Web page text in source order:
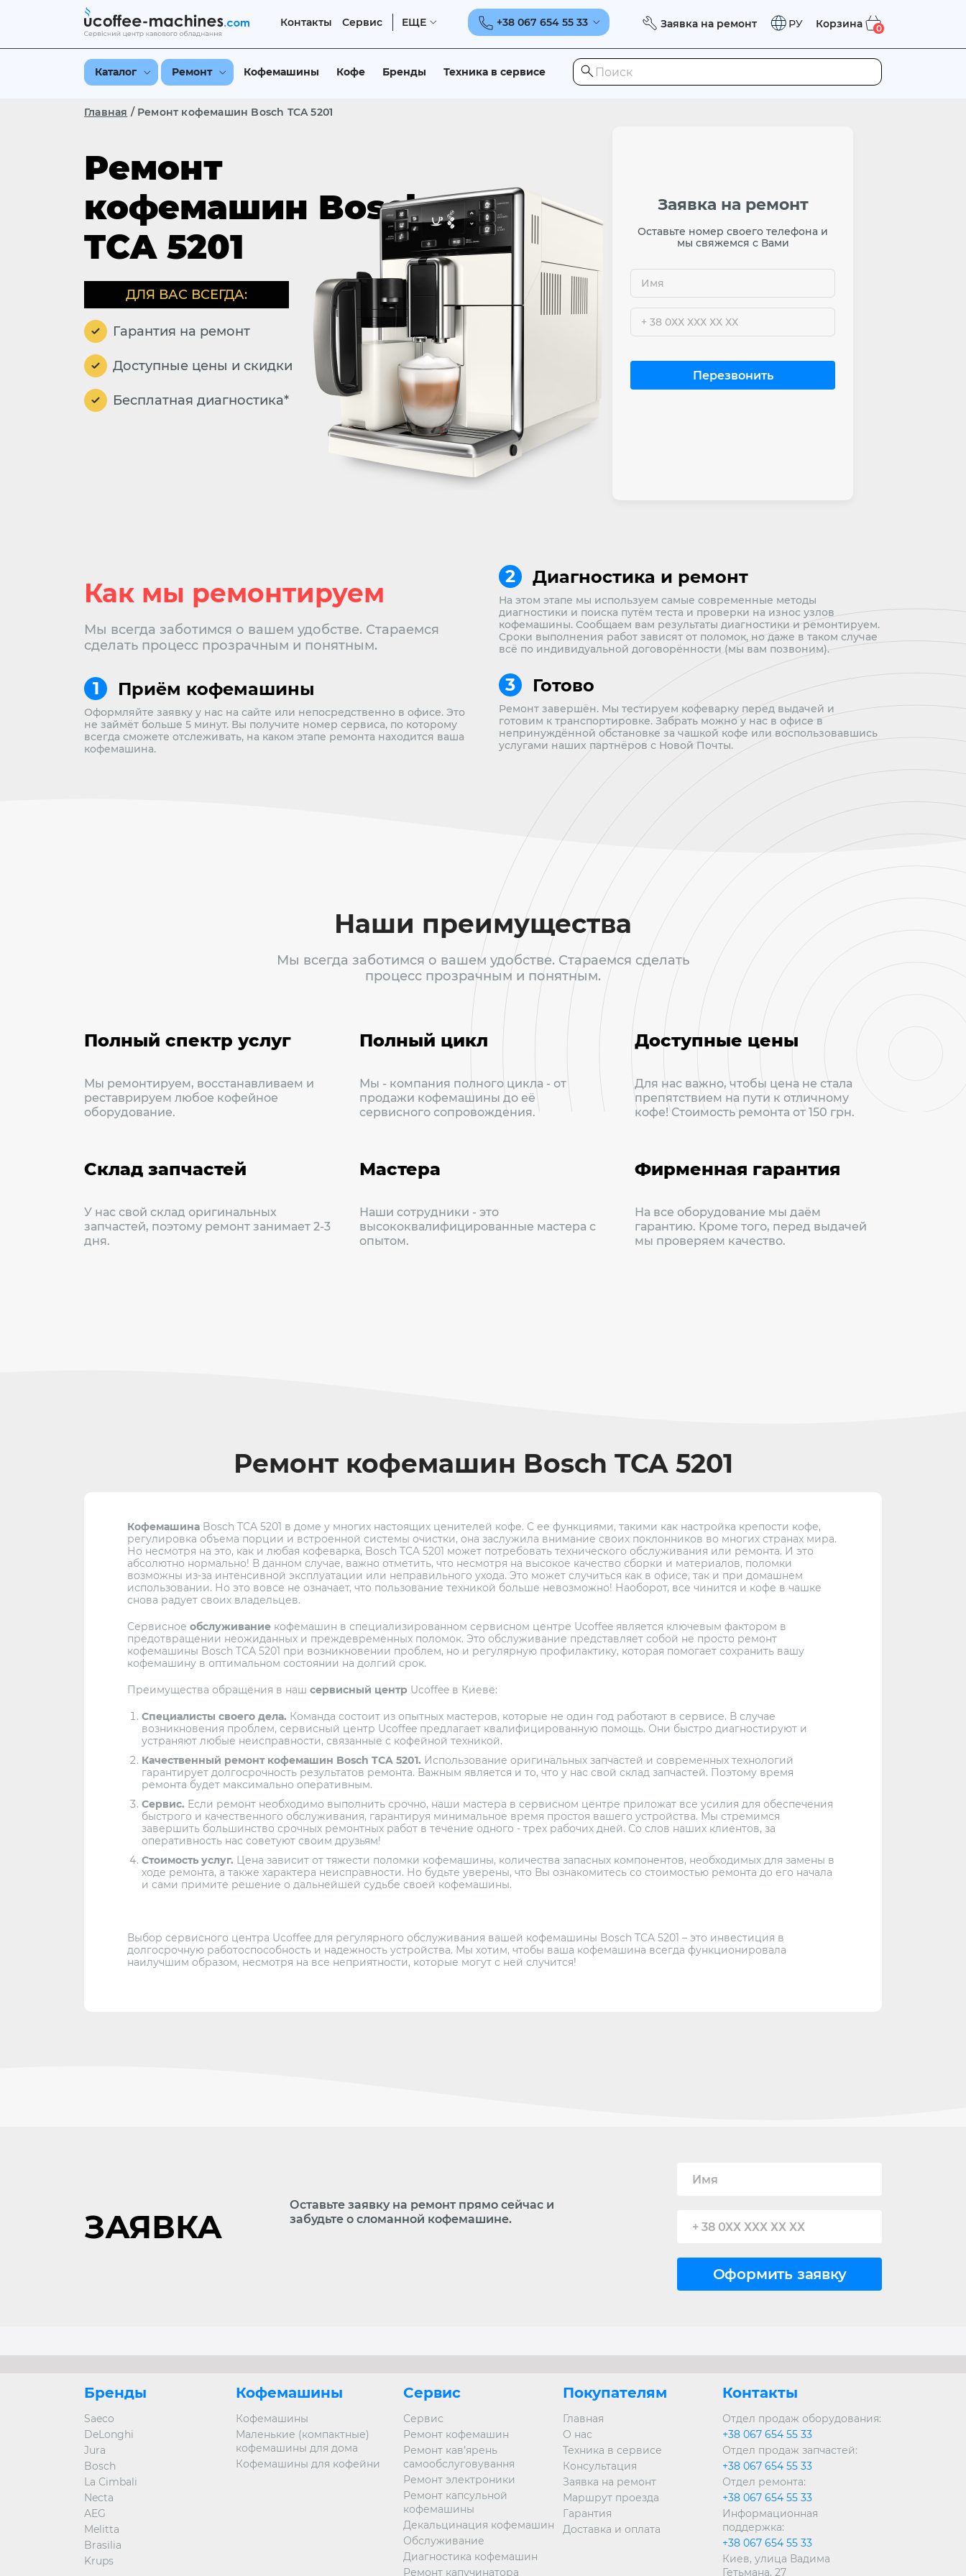
Контакты Сервис ЕЩЕ +38 067 654 55 33 Заявка на ремонт РУ Корзина 0
Каталог Ремонт Кофемашины Кофе Бренды Техника в сервисе
Главная / Ремонт кофемашин Bosch TCA 5201
Ремонт
кофемашин Bosch
TCA 5201
ДЛЯ ВАС ВСЕГДА:
Гарантия на ремонт
Доступные цены и скидки
Бесплатная диагностика*
Заявка на ремонт
Оставьте номер своего телефона и
мы свяжемся с Вами
Как мы ремонтируем
Мы всегда заботимся о вашем удобстве. Стараемся
сделать процесс прозрачным и понятным.
Приём кофемашины
Оформляйте заявку у нас на сайте или непосредственно в офисе. Это
не займёт больше 5 минут. Вы получите номер сервиса, по которому
всегда сможете отслеживать, на каком этапе ремонта находится ваша
кофемашина.
Диагностика и ремонт
На этом этапе мы используем самые современные методы
диагностики и поиска путём теста и проверки на износ узлов
кофемашины. Сообщаем вам результаты диагностики и ремонтируем.
Сроки выполнения работ зависят от поломок, но даже в таком случае
всё по индивидуальной договорённости (мы вам позвоним).
Готово
Ремонт завершён. Мы тестируем кофеварку перед выдачей и
готовим к транспортировке. Забрать можно у нас в офисе в
непринуждённой обстановке за чашкой кофе или воспользовавшись
услугами наших партнёров с Новой Почты.
Наши преимущества
Мы всегда заботимся о вашем удобстве. Стараемся сделать
процесс прозрачным и понятным.
Полный спектр услуг
Мы ремонтируем, восстанавливаем и
реставрируем любое кофейное
оборудование.
Полный цикл
Мы - компания полного цикла - от
продажи кофемашины до её
сервисного сопровождения.
Доступные цены
Для нас важно, чтобы цена не стала
препятствием на пути к отличному
кофе! Стоимость ремонта от 150 грн.
Склад запчастей
У нас свой склад оригинальных
запчастей, поэтому ремонт занимает 2-3
дня.
Мастера
Наши сотрудники - это
высококвалифицированные мастера с
опытом.
Фирменная гарантия
На все оборудование мы даём
гарантию. Кроме того, перед выдачей
мы проверяем качество.
Ремонт кофемашин Bosch TCA 5201
Кофемашина Bosch TCA 5201 в доме у многих настоящих ценителей кофе. С ее функциями, такими как настройка крепости кофе,
регулировка объема порции и встроенной системы очистки, она заслужила внимание своих поклонников во многих странах мира.
Но несмотря на это, как и любая кофеварка, Bosch TCA 5201 может потребовать технического обслуживания или ремонта. И это
абсолютно нормально! В данном случае, важно отметить, что несмотря на высокое качество сборки и материалов, поломки
возможны из-за интенсивной эксплуатации или неправильного ухода. Это может случиться как в офисе, так и при домашнем
использовании. Но это вовсе не означает, что пользование техникой больше невозможно! Наоборот, все чинится и кофе в чашке
снова радует своих владельцев.
Сервисное обслуживание кофемашин в специализированном cервисном центре Ucoffee является ключевым фактором в
предотвращении неожиданных и преждевременных поломок. Это обслуживание представляет собой не просто ремонт
кофемашины Bosch TCA 5201 при возникновении проблем, но и регулярную профилактику, которая помогает сохранить вашу
кофемашину в оптимальном состоянии на долгий срок.
Преимущества обращения в наш сервисный центр Ucoffee в Киеве:
Специалисты своего дела. Команда состоит из опытных мастеров, которые не один год работают в сервисе. В случае
возникновения проблем, сервисный центр Ucoffee предлагает квалифицированную помощь. Они быстро диагностируют и
устраняют любые неисправности, связанные с кофейной техникой.
Качественный ремонт кофемашин Bosch TCA 5201. Использование оригинальных запчастей и современных технологий
гарантирует долгосрочность результатов ремонта. Важным является и то, что у нас свой склад запчастей. Поэтому время
ремонта будет максимально оперативным.
Сервис. Если ремонт необходимо выполнить срочно, наши мастера в сервисном центре приложат все усилия для обеспечения
быстрого и качественного обслуживания, гарантируя минимальное время простоя вашего устройства. Мы стремимся
завершить большинство срочных ремонтных работ в течение одного - трех рабочих дней. Со слов наших клиентов, за
оперативность нас советуют своим друзьям!
Стоимость услуг. Цена зависит от тяжести поломки кофемашины, количества запасных компонентов, необходимых для замены в
ходе ремонта, а также характера неисправности. Но будьте уверены, что Вы ознакомитесь со стоимостью ремонта до его начала
и сами примите решение о дальнейшей судьбе своей кофемашины.
Выбор сервисного центра Ucoffee для регулярного обслуживания вашей кофемашины Bosch TCA 5201 – это инвестиция в
долгосрочную работоспособность и надежность устройства. Мы хотим, чтобы ваша кофемашина всегда функционировала
наилучшим образом, несмотря на все неприятности, которые могут с ней случится!
ЗАЯВКА
Оставьте заявку на ремонт прямо сейчас и
забудьте о сломанной кофемашине.
Контакты
Отдел продаж оборудования:
+38 067 654 55 33
Отдел продаж запчастей:
+38 067 654 55 33
Отдел ремонта:
+38 067 654 55 33
Информационная
поддержка:
+38 067 654 55 33
Киев, улица Вадима
Гетьмана, 27
Покупателям
Главная
О нас
Техника в сервисе
Консультация
Заявка на ремонт
Маршрут проезда
Гарантия
Доставка и оплата
Сервис
Сервис
Ремонт кофемашин
Ремонт кав’ярень
самообслуговування
Ремонт электроники
Ремонт капсульной
кофемашины
Декальцинация кофемашин
Обслуживание
Диагностика кофемашин
Ремонт капучинатора
Бренды
Saeco
DeLonghi
Jura
Bosch
La Cimbali
Necta
AEG
Melitta
Brasilia
Krups
Кофемашины
Кофемашины
Маленькие (компактные)
кофемашины для дома
Кофемашины для кофейни